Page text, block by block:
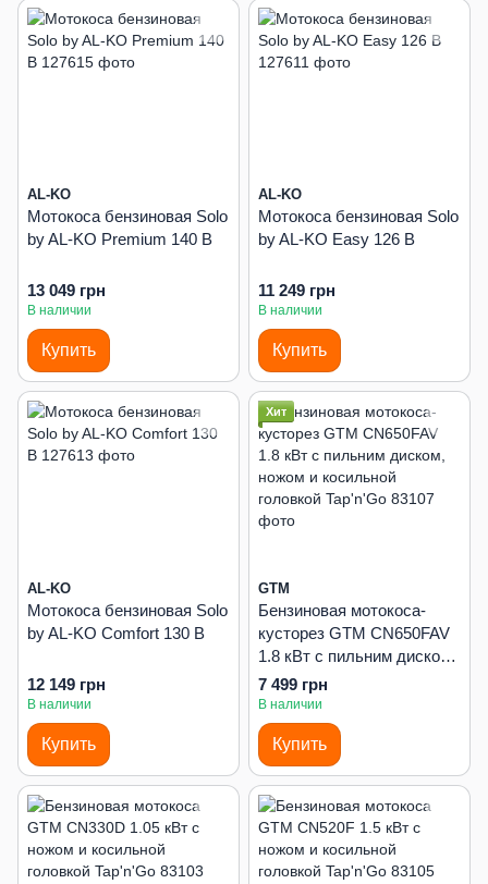
AL-KO
Мотокоса бензиновая Solo
by AL-KO Premium 140 В
13 049 грн
В наличии
Купить
AL-KO
Мотокоса бензиновая Solo
by AL-KO Easy 126 В
11 249 грн
В наличии
Купить
AL-KO
Мотокоса бензиновая Solo
by AL-KO Comfort 130 В
12 149 грн
В наличии
Купить
Хит
GTM
Бензиновая мотокоса-
кусторез GTM CN650FAV
1.8 кВт с пильним диском,
ножом и косильной
головкой Tap'n'Go
7 499 грн
В наличии
Купить